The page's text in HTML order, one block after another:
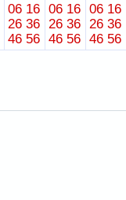
06 16
26 36
46 56
06 16
26 36
46 56
06 16
26 36
46 56